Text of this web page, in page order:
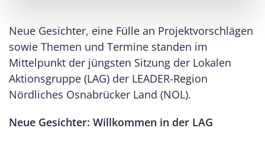
Neue Gesichter, eine Fülle an Projektvorschlägen
sowie Themen und Termine standen im
Mittelpunkt der jüngsten Sitzung der Lokalen
Aktionsgruppe (LAG) der LEADER-Region
Nördliches Osnabrücker Land (NOL).
Neue Gesichter: Willkommen in der LAG